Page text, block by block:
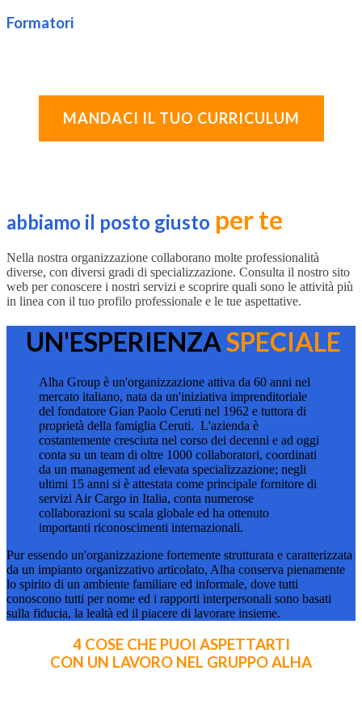
Formatori
MANDACI IL TUO CURRICULUM
abbiamo il posto giusto per te
Nella nostra organizzazione collaborano molte professionalità
diverse, con diversi gradi di specializzazione. Consulta il nostro sito
web per conoscere i nostri servizi e scoprire quali sono le attività più
in linea con il tuo profilo professionale e le tue aspettative.
UN'ESPERIENZASPECIALE
Alha Group è un'organizzazione attiva da 60 anni nel
mercato italiano, nata da un'iniziativa imprenditoriale
del fondatore Gian Paolo Ceruti nel 1962 e tuttora di
proprietà della famiglia Ceruti. L'azienda è
costantemente cresciuta nel corso dei decenni e ad oggi
conta su un team di oltre 1000 collaboratori, coordinati
da un management ad elevata specializzazione; negli
ultimi 15 anni si è attestata come principale fornitore di
servizi Air Cargo in Italia, conta numerose
collaborazioni su scala globale ed ha ottenuto
importanti riconoscimenti internazionali.
Pur essendo un'organizzazione fortemente strutturata e caratterizzata
da un impianto organizzativo articolato, Alha conserva pienamente
lo spirito di un ambiente familiare ed informale, dove tutti
conoscono tutti per nome ed i rapporti interpersonali sono basati
sulla fiducia, la lealtà ed il piacere di lavorare insieme.
4 COSE CHE PUOI ASPETTARTI
CON UN LAVORO NEL GRUPPO ALHA